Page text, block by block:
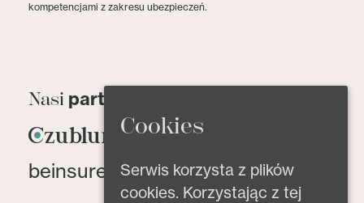
kompetencjami z zakresu ubezpieczeń.
Nasi partnerzy
beinsured@beinsured.pl
Cookies
Serwis korzysta z plików
cookies. Korzystając z tej